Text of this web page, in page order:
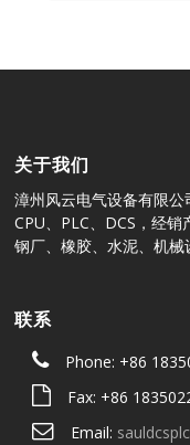
关于我们
漳州风云电气设备有限公
CPU、PLC、DCS，经销
钢厂、橡胶、水泥、机械
联系
Phone: +86
Fax: +86
Email: